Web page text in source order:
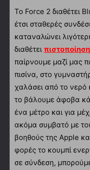
Το Force 2 διαθέτει
έτσι σταθερές
καταναλώνει
διαθέτει πιστοποίηση
παίρνουμε μαζί μας
πισίνα, στο
χαλάσει από το
το βάλουμε άφοβα
ένα μέτρο και για
ακόμα συμβατό με
βοηθούς της Apple
φορές το κουμπί
σε σύνδεση,